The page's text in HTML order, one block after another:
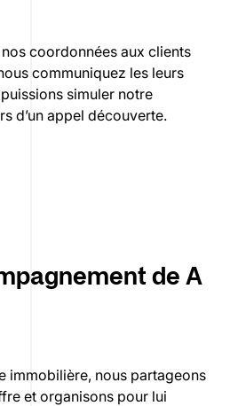
coordonnées aux clients
communiquez les leurs
simuler notre
d’un appel découverte.
de A
immobilière, nous partageons
et organisons pour lui